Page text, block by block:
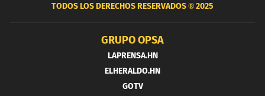
TODOS LOS DERECHOS RESERVADOS ®2025
GRUPO OPSA
LAPRENSA.HN
ELHERALDO.HN
GOTV